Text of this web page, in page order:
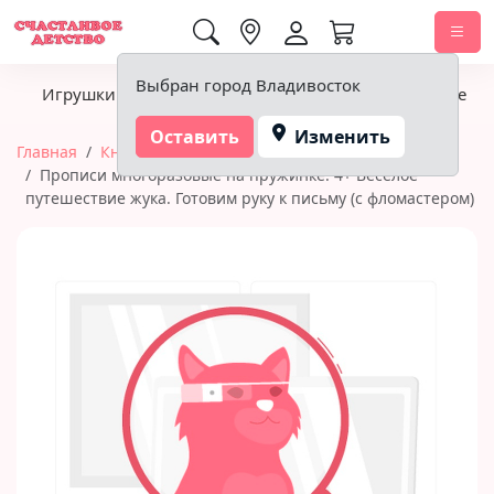
Выбран город Владивосток
Оставить Изменить
Игрушки Детское питание Подгузники, гигиена
Главная Книги
Айрис-Пресс (книги)
Прописи многоразовые на пружинке. 4+ Весёлое
путешествие жука. Готовим руку к письму (с фломастером)